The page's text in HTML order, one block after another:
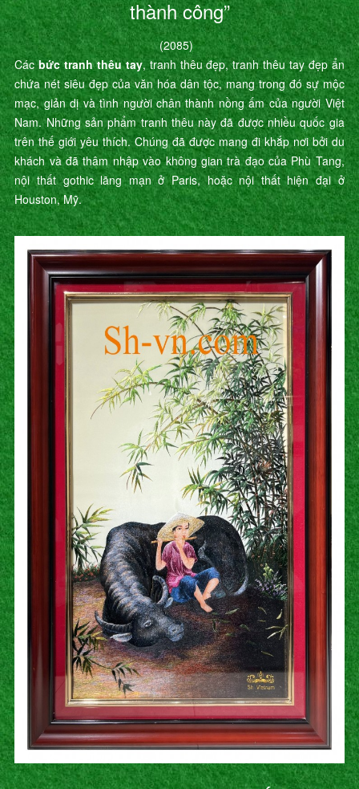
thành công”
(2085)
Cácbức tranh thêu tay, tranh thêu đẹp, tranh thêu tay đẹp ẩn
chứa nét siêu đẹp của văn hóa dân tộc, mang trong đó sự mộc
mạc, giản dị và tình người chân thành nồng ấm của người Việt
Nam. Những sản phẩm tranh thêu này đã được nhiều quốc gia
trên thế giới yêu thích. Chúng đã được mang đi khắp nơi bởi du
khách và đã thâm nhập vào không gian trà đạo của Phù Tang,
nội thất gothic lãng mạn ở Paris, hoặc nội thất hiện đại ở
Houston, Mỹ.